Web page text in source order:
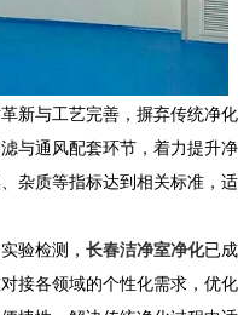
新与工艺完善，摒弃传统净化
与通风配套环节，着力提升净
杂质等指标达到相关标准，适
验检测， 长春洁净室净化已成
接各领域的个性化需求，优化